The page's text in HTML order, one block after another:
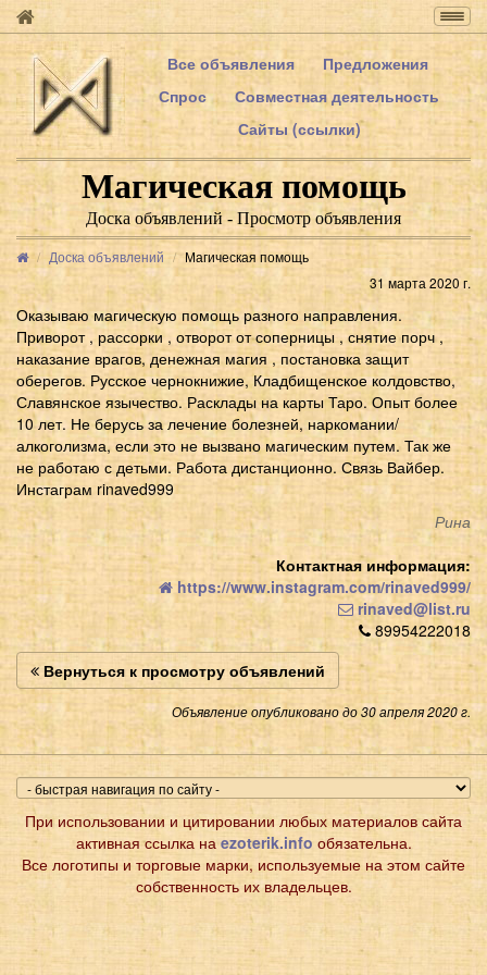
Все объявления
Предложения
Спрос
Совместная деятельность
Сайты (ссылки)
Магическая помощь
Доска объявлений - Просмотр объявления
Доска объявлений
Магическая помощь
31 марта 2020 г.
Оказываю магическую помощь разного направления.
Приворот , рассорки , отворот от соперницы , снятие порч ,
наказание врагов, денежная магия , постановка защит
оберегов. Русское чернокнижие, Кладбищенское колдовство,
Славянское язычество. Расклады на карты Таро. Опыт более
10 лет. Не берусь за лечение болезней, наркомании/
алкоголизма, если это не вызвано магическим путем. Так же
не работаю с детьми. Работа дистанционно. Связь Вайбер.
Инстаграм rinaved999
Рина
Контактная информация:
https://www.instagram.com/rinaved999/
rinaved@list.ru
89954222018
Вернуться к просмотру объявлений
Объявление опубликовано до 30 апреля 2020 г.
При использовании и цитировании любых материалов сайта
активная ссылка на ezoterik.info обязательна.
Все логотипы и торговые марки, используемые на этом сайте
собственность их владельцев.